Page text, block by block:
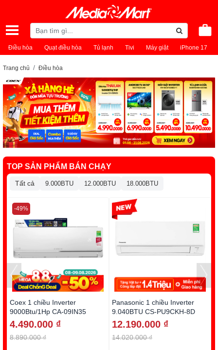
Điều hòa Quạt điều hòa Tủ lạnh Tivi Máy giặt iPhone 17
Trang chủ Điều hòa
TOP SẢN PHẨM BÁN CHẠY
Tất cả 9.000BTU 12.000BTU 18.000BTU
Coex 1 chiều Inverter
9000Btu/1Hp CA-09IN35
4.490.000 ₫
8.890.000 ₫
-49%
Panasonic 1 chiều Inverter
9.040BTU CS-PU9CKH-8D
12.190.000 ₫
14.020.000 ₫
-13%